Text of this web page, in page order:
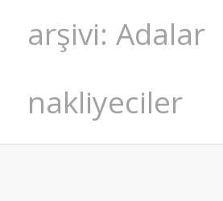
arşivi: Adalar
nakliyeciler